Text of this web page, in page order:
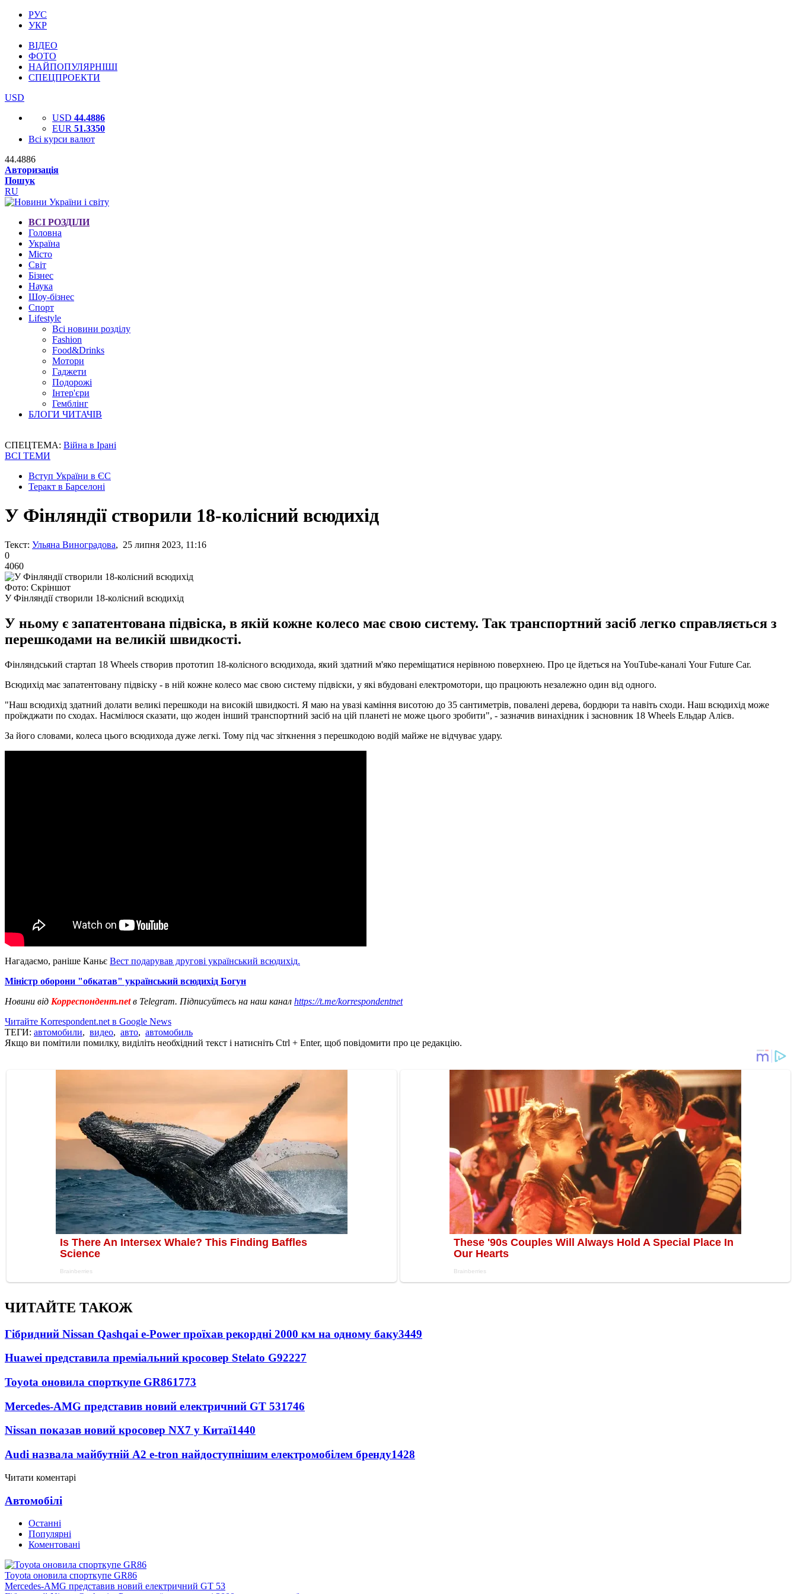
РУС
УКР
ВІДЕО
ФОТО
НАЙПОПУЛЯРНІШІ
СПЕЦПРОЕКТИ
USD
USD 44.4886
EUR 51.3350
Всі курси валют
44.4886
Авторизація
Пошук
RU
ВСІ РОЗДІЛИ
Головна
Україна
Місто
Світ
Бізнес
Наука
Шоу-бізнес
Спорт
Lifestyle
Всі новини розділу
Fashion
Food&Drinks
Мотори
Гаджети
Подорожі
Інтер'єри
Гемблінг
БЛОГИ ЧИТАЧІВ
СПЕЦТЕМА: Війна в Ірані
ВСІ ТЕМИ
Вступ України в ЄС
Теракт в Барселоні
У Фінляндії створили 18-колісний всюдихід
Текст: Ульяна Виноградова, 25 липня 2023, 11:16
0
4060
Фото: Скріншот
У Фінляндії створили 18-колісний всюдихід
У ньому є запатентована підвіска, в якій кожне колесо має свою систему. Так транспортний засіб легко справляється з
перешкодами на великій швидкості.
Фінляндський стартап 18 Wheels створив прототип 18-колісного всюдихода, який здатний м'яко переміщатися нерівною поверхнею. Про це йдеться на YouTube-каналі Your Future Car.
Всюдихід має запатентовану підвіску - в ній кожне колесо має свою систему підвіски, у які вбудовані електромотори, що працюють незалежно один від одного.
"Наш всюдихід здатний долати великі перешкоди на високій швидкості. Я маю на увазі каміння висотою до 35 сантиметрів, повалені дерева, бордюри та навіть сходи. Наш всюдихід може
проїжджати по сходах. Насмілюся сказати, що жоден інший транспортний засіб на цій планеті не може цього зробити", - зазначив винахідник і засновник 18 Wheels Ельдар Алієв.
За його словами, колеса цього всюдихода дуже легкі. Тому під час зіткнення з перешкодою водій майже не відчуває удару.
Нагадаємо, раніше Каньє Вест подарував другові український всюдихід.
Міністр оборони "обкатав" український всюдихід Богун
Новини від Корреспондент.netв Telegram. Підписуйтесь на наш канал https://t.me/korrespondentnet
Читайте Korrespondent.net в Google News
ТЕГИ: автомобили, видео, авто, автомобиль
Якщо ви помітили помилку, виділіть необхідний текст і натисніть Ctrl + Enter, щоб повідомити про це редакцію.
ЧИТАЙТЕ ТАКОЖ
Гібридний Nissan Qashqai e-Power проїхав рекордні 2000 км на одному баку3449
Huawei представила преміальний кросовер Stelato G92227
Toyota оновила спорткупе GR861773
Mercedes-AMG представив новий електричний GT 531746
Nissan показав новий кросовер NX7 у Китаї1440
Audi назвала майбутній A2 e-tron найдоступнішим електромобілем бренду1428
Читати коментарі
Автомобілі
Останні
Популярні
Коментовані
Toyota оновила спорткупе GR86
Mercedes-AMG представив новий електричний GT 53